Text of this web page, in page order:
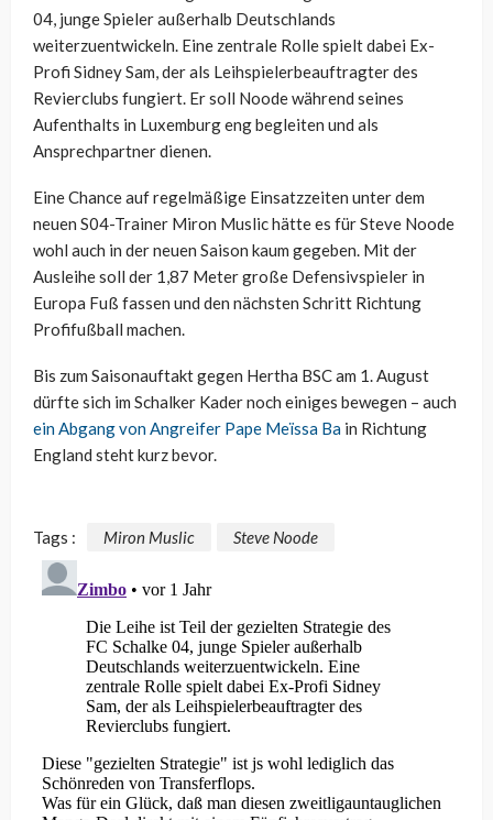
04, junge Spieler außerhalb Deutschlands
weiterzuentwickeln. Eine zentrale Rolle spielt dabei Ex-
Profi Sidney Sam, der als Leihspielerbeauftragter des
Revierclubs fungiert. Er soll Noode während seines
Aufenthalts in Luxemburg eng begleiten und als
Ansprechpartner dienen.
Eine Chance auf regelmäßige Einsatzzeiten unter dem
neuen S04-Trainer Miron Muslic hätte es für Steve Noode
wohl auch in der neuen Saison kaum gegeben. Mit der
Ausleihe soll der 1,87 Meter große Defensivspieler in
Europa Fuß fassen und den nächsten Schritt Richtung
Profifußball machen.
Bis zum Saisonauftakt gegen Hertha BSC am 1. August
dürfte sich im Schalker Kader noch einiges bewegen – auch
ein Abgang von Angreifer Pape Meïssa Ba in Richtung
England steht kurz bevor.
Tags : Miron Muslic Steve Noode